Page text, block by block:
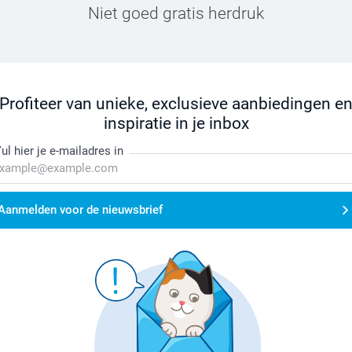
Niet goed gratis herdruk
Profiteer van unieke, exclusieve aanbiedingen en
inspiratie in je inbox
hier je e-mailadres in
voor de nieuwsbrief